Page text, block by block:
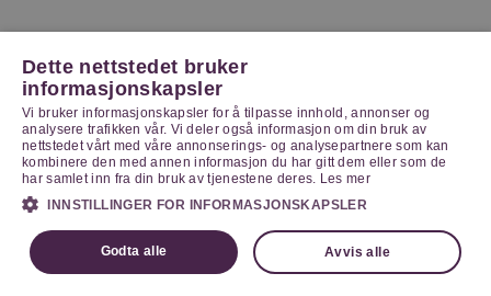
Dette nettstedet bruker
informasjonskapsler
Vi bruker informasjonskapsler for å tilpasse innhold, annonser og
analysere trafikken vår. Vi deler også informasjon om din bruk av
nettstedet vårt med våre annonserings- og analysepartnere som kan
kombinere den med annen informasjon du har gitt dem eller som de
har samlet inn fra din bruk av tjenestene deres. Les mer
INNSTILLINGER FOR INFORMASJONSKAPSLER
Godta alle Avvis alle